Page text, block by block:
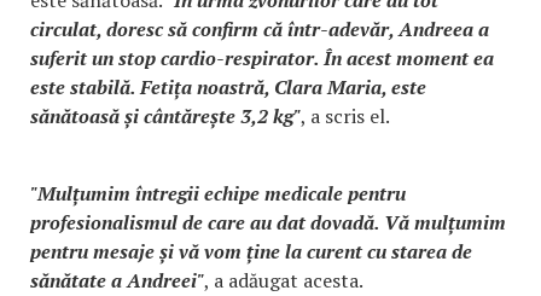
circulat, doresc să confirm că într-adevăr, Andreea a
suferit un stop cardio-respirator. În acest moment ea
este stabilă. Fetița noastră, Clara Maria, este
sănătoasă și cântărește 3,2 kg", a scris el.
"Mulțumim întregii echipe medicale pentru
profesionalismul de care au dat dovadă. Vă mulțumim
pentru mesaje și vă vom ține la curent cu starea de
sănătate a Andreei", a adăugat acesta.